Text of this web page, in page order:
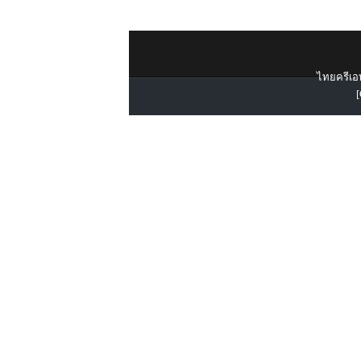
ไทยครีเอ
[